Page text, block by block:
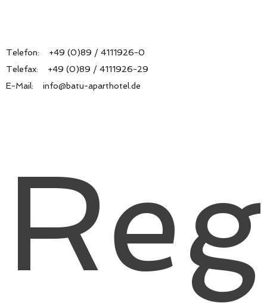
Telefon: +49 (0)89 / 4111926-0
Telefax: +49 (0)89 / 4111926-29
E-Mail: info@batu-aparthotel.de